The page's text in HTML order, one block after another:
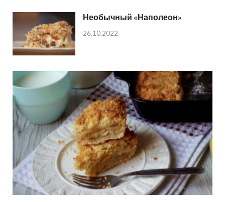
Необычный «Наполеон»
26.10.2022